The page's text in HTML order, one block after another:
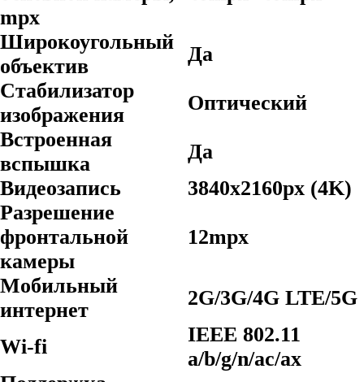
mpx
Широкоугольный
объектив
Да
Стабилизатор
изображения
Оптический
Встроенная
вспышка
Да
Видеозапись
3840x2160px (4K)
Разрешение
фронтальной
камеры
12mpx
Мобильный
интернет
2G/3G/4G LTE/5G
Wi-fi
IEEE 802.11
a/b/g/n/ac/ax